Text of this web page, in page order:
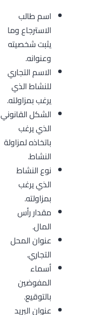
اسم طالب
الاسترجاع وما
يثبت شخصيته
وعنوانه.
الاسم التجاري
للنشاط الذي
يرغب بمزاولته.
الشكل القانوني
الذي يرغب
باتخاذه لمزاولة
النشاط.
نوع النشاط
الذي يرغب
بمزاولته.
مقدار رأس
المال.
عنوان المحل
التجاري.
أسماء
المفوضين
بالتوقيع.
عنوان البريد